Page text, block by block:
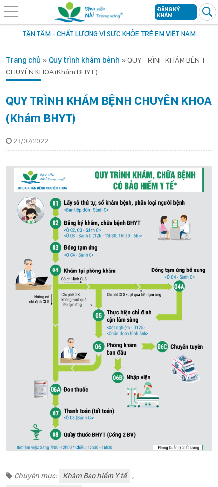
TẬN TÂM - CHẤT LƯỢNG VÌ SỨC KHỎE TRẺ EM VIỆT NAM
ĐĂNG KÝ
KHÁM
Trang chủ » Quy trình khám bệnh » QUY TRÌNH KHÁM BỆNH
CHUYÊN KHOA (Khám BHYT)
QUY TRÌNH KHÁM BỆNH CHUYÊN KHOA
(Khám BHYT)
28/07/2022
Chuyên mục: Khám Bảo hiểm Y tế
,